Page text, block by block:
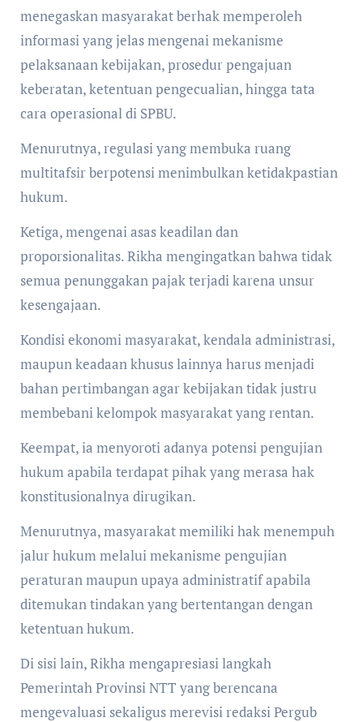
menegaskan masyarakat berhak memperoleh
informasi yang jelas mengenai mekanisme
pelaksanaan kebijakan, prosedur pengajuan
keberatan, ketentuan pengecualian, hingga tata
cara operasional di SPBU.
Menurutnya, regulasi yang membuka ruang
multitafsir berpotensi menimbulkan ketidakpastian
hukum.
Ketiga, mengenai asas keadilan dan
proporsionalitas. Rikha mengingatkan bahwa tidak
semua penunggakan pajak terjadi karena unsur
kesengajaan.
Kondisi ekonomi masyarakat, kendala administrasi,
maupun keadaan khusus lainnya harus menjadi
bahan pertimbangan agar kebijakan tidak justru
membebani kelompok masyarakat yang rentan.
Keempat, ia menyoroti adanya potensi pengujian
hukum apabila terdapat pihak yang merasa hak
konstitusionalnya dirugikan.
Menurutnya, masyarakat memiliki hak menempuh
jalur hukum melalui mekanisme pengujian
peraturan maupun upaya administratif apabila
ditemukan tindakan yang bertentangan dengan
ketentuan hukum.
Di sisi lain, Rikha mengapresiasi langkah
Pemerintah Provinsi NTT yang berencana
mengevaluasi sekaligus merevisi redaksi Pergub